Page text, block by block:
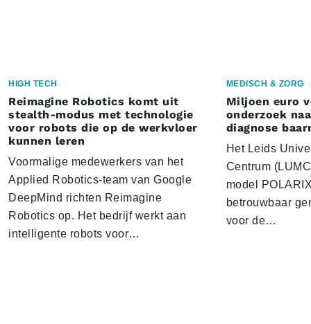
HIGH TECH
Reimagine Robotics komt uit
stealth-modus met technologie
voor robots die op de werkvloer
kunnen leren
Voormalige medewerkers van het
Applied Robotics-team van Google
DeepMind richten Reimagine
Robotics op. Het bedrijf werkt aan
intelligente robots voor…
MEDISCH & ZORG
Miljoen euro
onderzoek
diagnose
Het Leids
Centrum
model
betrouwbaar
voor de…